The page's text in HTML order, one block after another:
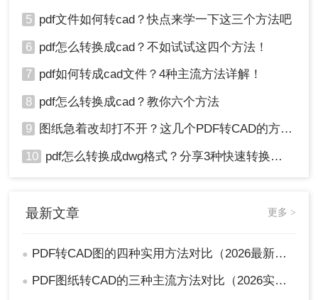
5 pdf文件如何转cad？快点来学一下这三个方法吧
6 pdf怎么转换成cad？不如试试这四个方法！
7 pdf如何转成cad文件？4种主流方法详解！
8 pdf怎么转换成cad？教你六个方法
9 图纸急着改却打不开？这几个PDF转CAD的方法真管用！
10 pdf怎么转换成dwg格式？分享3种快速转换方法！
最新文章 更多 >
● PDF转CAD图的四种实用方法对比（2026最新版）：按需选择，效率至上！
● PDF图纸转CAD的三种主流方法对比（2026实用版）：选对工具效率翻倍！